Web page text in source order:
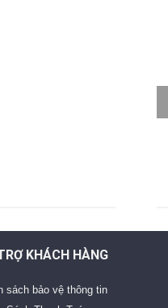
KHÁCH HÀNG
sách bảo vệ thông tin